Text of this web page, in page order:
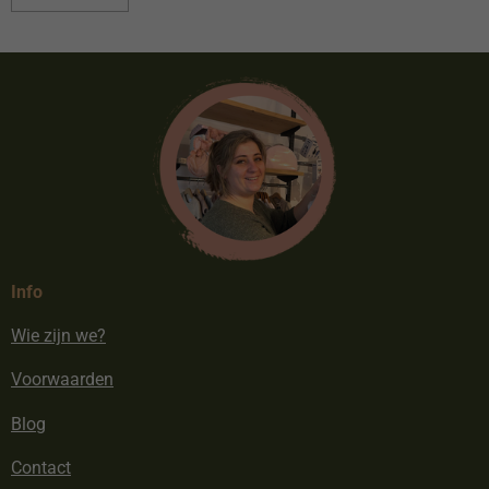
Info
Wie zijn we?
Voorwaarden
Blog
Contact